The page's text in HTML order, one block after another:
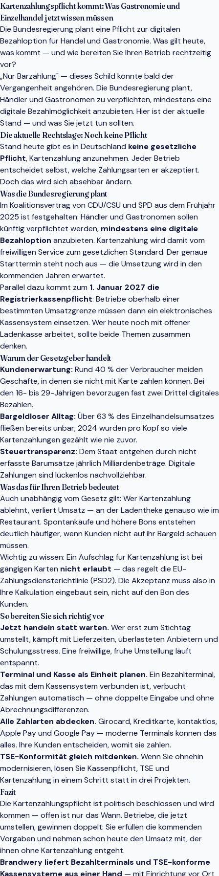
Kartenzahlungspflicht kommt: Was Gastronomie und
Einzelhandel jetzt wissen müssen
Die Bundesregierung plant eine Pflicht zur digitalen
Bezahloption für Handel und Gastronomie. Was gilt heute,
was kommt — und wie bereiten Sie Ihren Betrieb rechtzeitig
vor?
„Nur Barzahlung" — dieses Schild könnte bald der
Vergangenheit angehören. Die Bundesregierung plant,
Händler und Gastronomen zu verpflichten, mindestens eine
digitale Bezahlmöglichkeit anzubieten. Hier ist der aktuelle
Stand — und was Sie jetzt tun sollten.
Die aktuelle Rechtslage: Noch keine Pflicht
Stand heute gibt es in Deutschland keine gesetzliche
Pflicht, Kartenzahlung anzunehmen. Jeder Betrieb
entscheidet selbst, welche Zahlungsarten er akzeptiert.
Doch das wird sich absehbar ändern.
Was die Bundesregierung plant
Im Koalitionsvertrag von CDU/CSU und SPD aus dem Frühjahr
2025 ist festgehalten: Händler und Gastronomen sollen
künftig verpflichtet werden, mindestens eine digitale
Bezahloption anzubieten. Kartenzahlung wird damit vom
freiwilligen Service zum gesetzlichen Standard. Der genaue
Starttermin steht noch aus — die Umsetzung wird in den
kommenden Jahren erwartet.
Parallel dazu kommt zum 1. Januar 2027 die
Registrierkassenpflicht: Betriebe oberhalb einer
bestimmten Umsatzgrenze müssen dann ein elektronisches
Kassensystem einsetzen. Wer heute noch mit offener
Ladenkasse arbeitet, sollte beide Themen zusammen
denken.
Warum der Gesetzgeber handelt
Kundenerwartung: Rund 40 % der Verbraucher meiden
Geschäfte, in denen sie nicht mit Karte zahlen können. Bei
den 16- bis 29-Jährigen bevorzugen fast zwei Drittel digitales
Bezahlen.
Bargeldloser Alltag: Über 63 % des Einzelhandelsumsatzes
fließen bereits unbar; 2024 wurden pro Kopf so viele
Kartenzahlungen gezählt wie nie zuvor.
Steuertransparenz: Dem Staat entgehen durch nicht
erfasste Barumsätze jährlich Milliardenbeträge. Digitale
Zahlungen sind lückenlos nachvollziehbar.
Was das für Ihren Betrieb bedeutet
Auch unabhängig vom Gesetz gilt: Wer Kartenzahlung
ablehnt, verliert Umsatz — an der Ladentheke genauso wie im
Restaurant. Spontankäufe und höhere Bons entstehen
deutlich häufiger, wenn Kunden nicht auf ihr Bargeld schauen
müssen.
Wichtig zu wissen: Ein Aufschlag für Kartenzahlung ist bei
gängigen Karten nicht erlaubt — das regelt die EU-
Zahlungsdiensterichtlinie (PSD2). Die Akzeptanz muss also in
Ihre Kalkulation eingebaut sein, nicht auf den Bon des
Kunden.
So bereiten Sie sich richtig vor
Jetzt handeln statt warten. Wer erst zum Stichtag
umstellt, kämpft mit Lieferzeiten, überlasteten Anbietern und
Schulungsstress. Eine freiwillige, frühe Umstellung läuft
entspannt.
Terminal und Kasse als Einheit planen. Ein Bezahlterminal,
das mit dem Kassensystem verbunden ist, verbucht
Zahlungen automatisch — ohne doppelte Eingabe und ohne
Abrechnungsdifferenzen.
Alle Zahlarten abdecken. Girocard, Kreditkarte, kontaktlos,
Apple Pay und Google Pay — moderne Terminals können das
alles. Ihre Kunden entscheiden, womit sie zahlen.
TSE-Konformität gleich mitdenken. Wenn Sie ohnehin
modernisieren, lösen Sie Kassenpflicht, TSE und
Kartenzahlung in einem Schritt statt in drei Projekten.
Fazit
Die Kartenzahlungspflicht ist politisch beschlossen und wird
kommen — offen ist nur das Wann. Betriebe, die jetzt
umstellen, gewinnen doppelt: Sie erfüllen die kommenden
Vorgaben und nehmen schon heute den Umsatz mit, der
ihnen ohne Kartenzahlung entgeht.
Brandwery liefert Bezahlterminals und TSE-konforme
Kassensysteme aus einer Hand — mit Einrichtung vor Ort